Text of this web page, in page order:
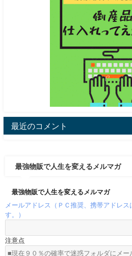
最近のコメント
最強物販で人生を変えるメルマガ
最強物販で人生を変えるメルマガ
メールアドレス（ＰＣ推奨、携帯アドレ
す。）
注意点